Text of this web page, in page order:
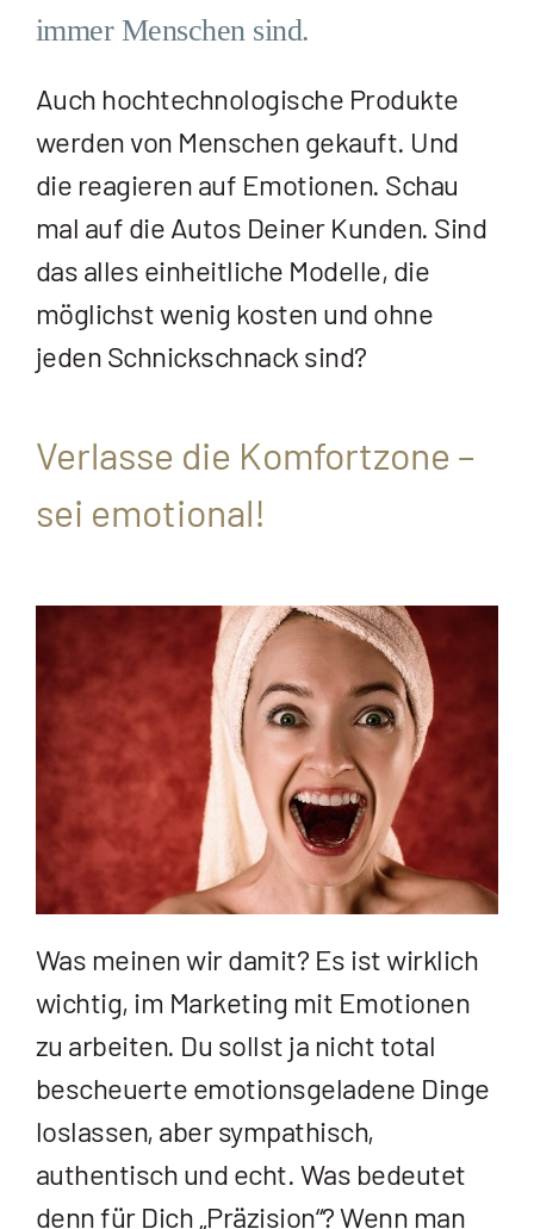
immer Menschen sind.
Auch hochtechnologische Produkte
werden von Menschen gekauft. Und
die reagieren auf Emotionen. Schau
mal auf die Autos Deiner Kunden. Sind
das alles einheitliche Modelle, die
möglichst wenig kosten und ohne
jeden Schnickschnack sind?
Verlasse die Komfortzone –
sei emotional!
Was meinen wir damit? Es ist wirklich
wichtig, im Marketing mit Emotionen
zu arbeiten. Du sollst ja nicht total
bescheuerte emotionsgeladene Dinge
loslassen, aber sympathisch,
authentisch und echt. Was bedeutet
denn für Dich „Präzision“? Wenn man